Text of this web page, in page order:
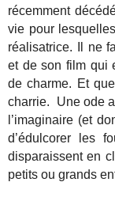
récemment
vie pour
réalisatrice. Il ne
et de son film qui
de charme. Et
charrie. Une ode
l’imaginaire (et
d’édulcorer les
disparaissent en
petits ou grands